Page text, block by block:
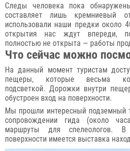
Следы человека пока
составляет лишь кремниевый
использовали наши предки около
открытия нас ждут впереди,
полностью не открыта — работы
Что сейчас можно
На данный момент туристам
пещеры, которые весьма
подсветкой. Дорожки внутри
обустроен вход на поверхности.
Мы прошли интересный подземный
сопровождении гида (около
маршруты для спелеологов.
поверхности имеется выставка